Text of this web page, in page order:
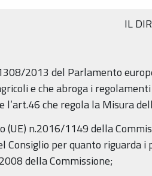
IL
2013 del Parlamento
e che abroga i
l’art.46 che regola la Misura
(UE) n.2016/1149 della
Consiglio per quanto riguarda
della Commissione;